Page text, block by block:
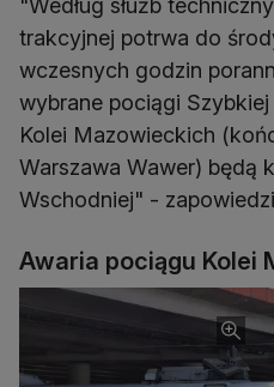
"Według służb
trakcyjnej potrwa do
wczesnych godzin
wybrane pociągi
Kolei Mazowieckich
Warszawa Wawer) będą
Wschodniej" -
Awaria pociągu Kolei